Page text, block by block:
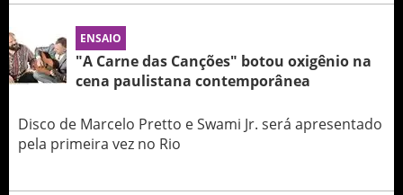
ENSAIO
"A Carne das Canções" botou oxigênio na
cena paulistana contemporânea
Disco de Marcelo Pretto e Swami Jr. será apresentado
pela primeira vez no Rio